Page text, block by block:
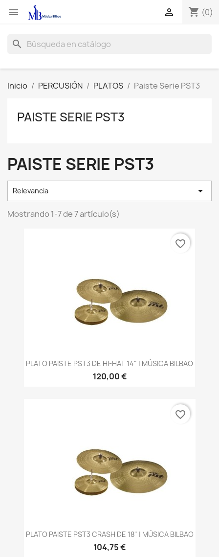
 shopping_cart (0)

search
Inicio PERCUSIÓN PLATOS Paiste Serie PST3
PAISTE SERIE PST3
PAISTE SERIE PST3
Relevancia 
Mostrando 1-7 de 7 artículo(s)
PLATO PAISTE PST3 DE HI-HAT 14" | MÚSICA BILBAO
120,00 €
favorite_border
PLATO PAISTE PST3 CRASH DE 18" | MÚSICA BILBAO
104,75 €
favorite_border